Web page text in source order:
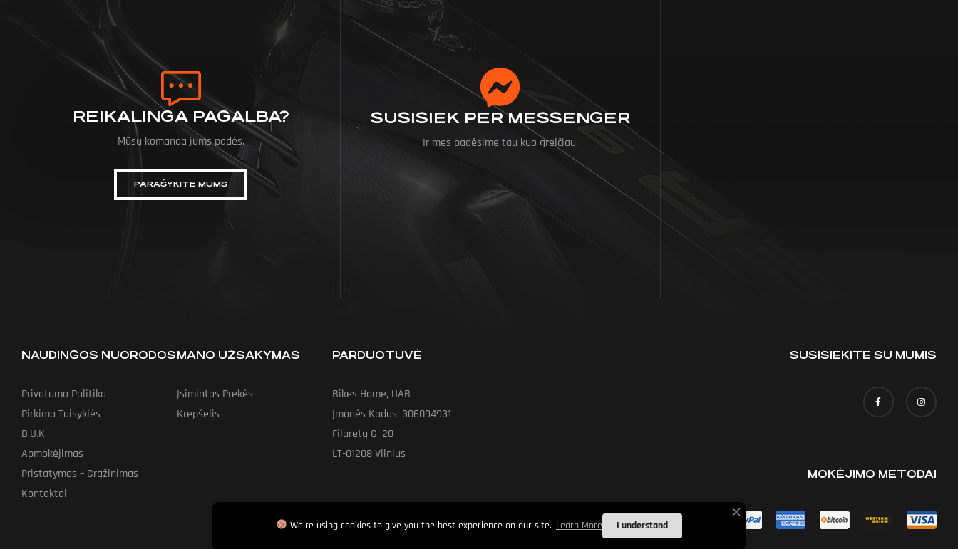
REIKALINGA PAGALBA?
Mūsų komanda jums padės.
PARAŠYKITE MUMS
SUSISIEK PER MESSENGER
Ir mes padėsime tau kuo greičiau.
NAUDINGOS NUORODOS
Privatumo Politika
Pirkimo Taisyklės
D.U.K
Apmokėjimas
Pristatymas – Grąžinimas
Kontaktai
MANO UŽSAKYMAS
Įsimintos Prekės
Krepšelis
PARDUOTUVĖ
Bikes Home, UAB
Įmonės Kodas: 306094931
Filaretų G. 20
LT-01208 Vilnius
SUSISIEKITE SU MUMIS
MOKĖJIMO METODAI
We're using cookies to give you the best experience on our site. Learn More I understand